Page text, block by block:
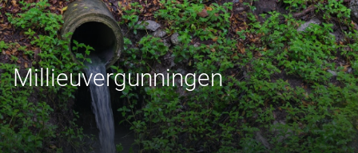
Millieuvergunningen